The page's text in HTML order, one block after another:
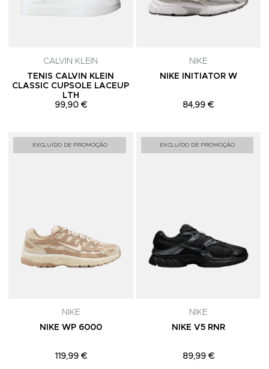
CALVIN KLEIN
TENIS CALVIN KLEIN
CLASSIC CUPSOLE LACEUP
LTH
99,90 €
NIKE
NIKE INITIATOR W
84,99 €
EXCLUÍDO DE PROMOÇÃO Adicionar aos Favoritos
NIKE
NIKE WP 6000
119,99 €
EXCLUÍDO DE PROMOÇÃO
NIKE
NIKE V5 RNR
89,99 €